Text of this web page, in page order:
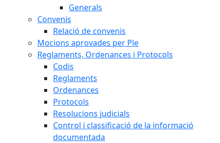
Generals
Convenis
Relació de convenis
Mocions aprovades per Ple
Reglaments, Ordenances i Protocols
Codis
Reglaments
Ordenances
Protocols
Resolucions judicials
Control i classificació de la informació
documentada